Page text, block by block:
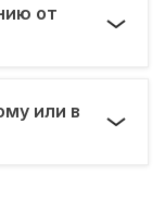
от
или в